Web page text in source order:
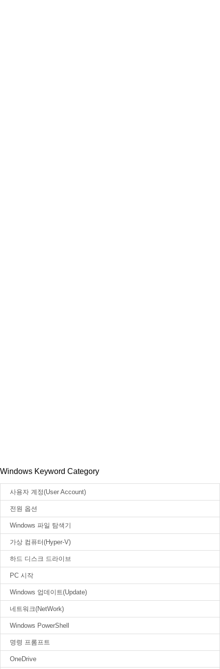
Windows Keyword Category
사용자 계정(User Account)
전원 옵션
Windows 파일 탐색기
가상 컴퓨터(Hyper-V)
하드 디스크 드라이브
PC 시작
Windows 업데이트(Update)
네트워크(NetWork)
Windows PowerShell
명령 프롬프트
OneDrive